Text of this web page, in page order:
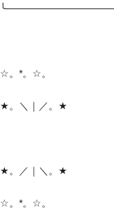
☆。*。☆。
★。＼｜／。★
★。／｜＼。★
☆。*。☆。